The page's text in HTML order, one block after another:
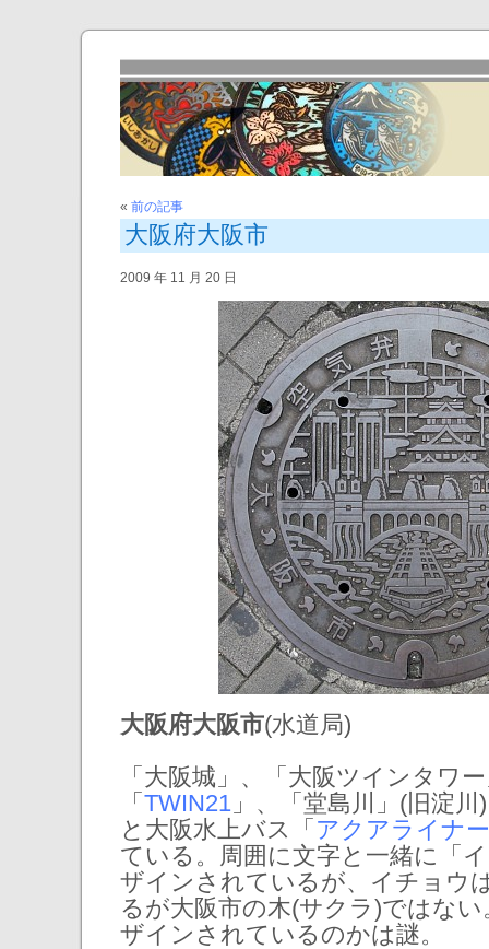
« 前の記事
大阪府大阪市
2009 年 11 月 20 日
大阪府大阪市(水道局)
「大阪城」、「大阪ツインタワ
「 TWIN21 」、「堂島川」(旧淀
と大阪水上バス「 アクアライナー
ている。周囲に文字と一緒に「
ザインされているが、イチョウ
るが大阪市の木(サクラ)ではな
ザインされているのかは謎。